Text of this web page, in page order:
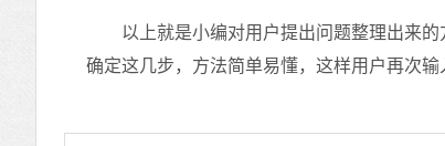
以上就是小编对用户提出问题整理出来的
确定这几步，方法简单易懂，这样用户再次